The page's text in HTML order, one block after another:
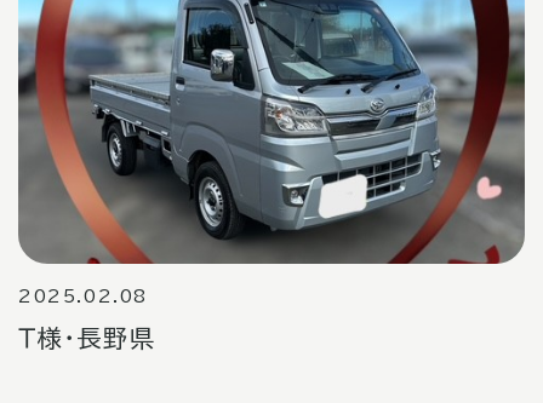
Ｔ様・長野県
2025.02.08